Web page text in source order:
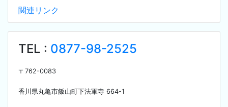
関連リンク
TEL : 0877-98-2525
〒 762-0083
香川県丸亀市飯山町下法軍寺 664-1